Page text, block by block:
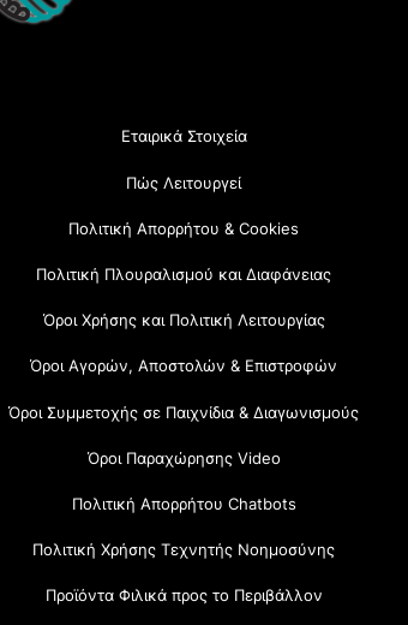
Εταιρικά Στοιχεία
Πώς Λειτουργεί
Πολιτική Απορρήτου & Cookies
Πολιτική Πλουραλισμού και Διαφάνειας
Όροι Χρήσης και Πολιτική Λειτουργίας
Όροι Αγορών, Αποστολών & Επιστροφών
Όροι Συμμετοχής σε Παιχνίδια & Διαγωνισμούς
Όροι Παραχώρησης Video
Πολιτική Απορρήτου Chatbots
Πολιτική Χρήσης Τεχνητής Νοημοσύνης
Προϊόντα Φιλικά προς το Περιβάλλον